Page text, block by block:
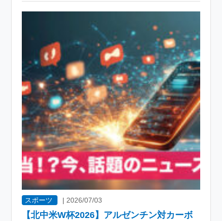
スポーツ |2026/07/03
【北中米W杯2026】アルゼンチン対カーボ